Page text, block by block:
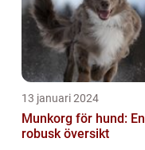
13 januari 2024
Munkorg för hund: En
robusk översikt